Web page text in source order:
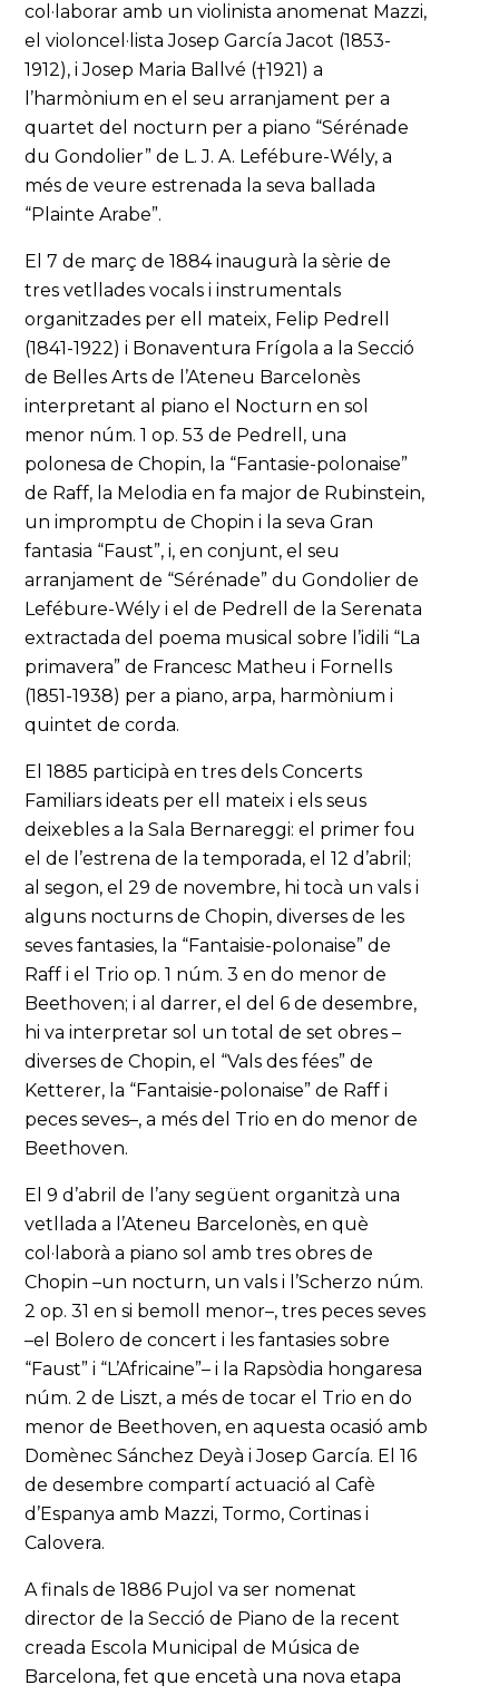
col·laborar amb un violinista anomenat Mazzi,
el violoncel·lista Josep García Jacot (1853-
1912), i Josep Maria Ballvé (†1921) a
l’harmònium en el seu arranjament per a
quartet del nocturn per a piano “Sérénade
du Gondolier” de L. J. A. Lefébure-Wély, a
més de veure estrenada la seva ballada
“Plainte Arabe”.
El 7 de març de 1884 inaugurà la sèrie de
tres vetllades vocals i instrumentals
organitzades per ell mateix, Felip Pedrell
(1841-1922) i Bonaventura Frígola a la Secció
de Belles Arts de l’Ateneu Barcelonès
interpretant al piano el Nocturn en sol
menor núm. 1 op. 53 de Pedrell, una
polonesa de Chopin, la “Fantasie-polonaise”
de Raff, la Melodia en fa major de Rubinstein,
un impromptu de Chopin i la seva Gran
fantasia “Faust”, i, en conjunt, el seu
arranjament de “Sérénade” du Gondolier de
Lefébure-Wély i el de Pedrell de la Serenata
extractada del poema musical sobre l’idili “La
primavera” de Francesc Matheu i Fornells
(1851-1938) per a piano, arpa, harmònium i
quintet de corda.
El 1885 participà en tres dels Concerts
Familiars ideats per ell mateix i els seus
deixebles a la Sala Bernareggi: el primer fou
el de l’estrena de la temporada, el 12 d’abril;
al segon, el 29 de novembre, hi tocà un vals i
alguns nocturns de Chopin, diverses de les
seves fantasies, la “Fantaisie-polonaise” de
Raff i el Trio op. 1 núm. 3 en do menor de
Beethoven; i al darrer, el del 6 de desembre,
hi va interpretar sol un total de set obres –
diverses de Chopin, el “Vals des fées” de
Ketterer, la “Fantaisie-polonaise” de Raff i
peces seves–, a més del Trio en do menor de
Beethoven.
El 9 d’abril de l’any següent organitzà una
vetllada a l’Ateneu Barcelonès, en què
col·laborà a piano sol amb tres obres de
Chopin –un nocturn, un vals i l’Scherzo núm.
2 op. 31 en si bemoll menor–, tres peces seves
–el Bolero de concert i les fantasies sobre
“Faust” i “L’Africaine”– i la Rapsòdia hongaresa
núm. 2 de Liszt, a més de tocar el Trio en do
menor de Beethoven, en aquesta ocasió amb
Domènec Sánchez Deyà i Josep García. El 16
de desembre compartí actuació al Cafè
d’Espanya amb Mazzi, Tormo, Cortinas i
Calovera.
A finals de 1886 Pujol va ser nomenat
director de la Secció de Piano de la recent
creada Escola Municipal de Música de
Barcelona, fet que encetà una nova etapa